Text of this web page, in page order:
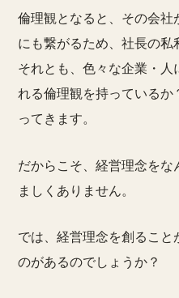
倫理観となると、その会社
にも繋がるため、社長の私
それとも、色々な企業・人
れる倫理観を持っている
ってきます。
だからこそ、経営理念を
ましくありません。
では、経営理念を創ること
のがあるのでしょうか？